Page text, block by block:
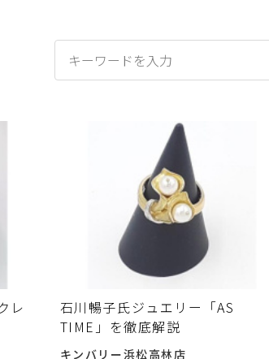
レ
石川暢子氏ジュエリー「AS
TIME」を徹底解説
キンバリー浜松高林店